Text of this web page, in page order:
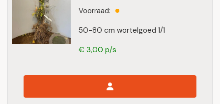
50-80 cm wortelgoed 1/1
Voorraad:
€ 3,00 p/s